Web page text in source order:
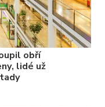
obří
lidé už